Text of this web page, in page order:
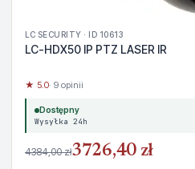
LC SECURITY · ID 10613
LC-HDX50 IP PTZ LASER IR
★ 5.0· 9 opinii
Dostępny
Wysyłka 24h
4384,00 zł3726,40 zł